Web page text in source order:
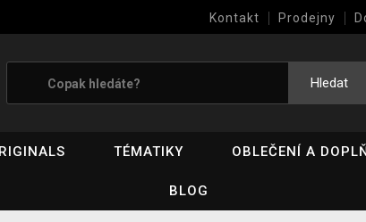
Kontakt Prodejny
Hledat
TÉMATIKY OBLEČENÍ A
BLOG